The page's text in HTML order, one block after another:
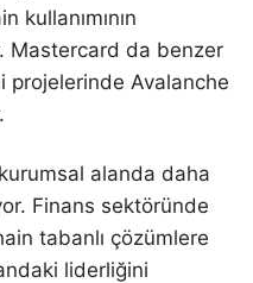
kullanımının
Mastercard da benzer
projelerinde Avalanche
alanda daha
Finans sektöründe
tabanlı çözümlere
liderliğini